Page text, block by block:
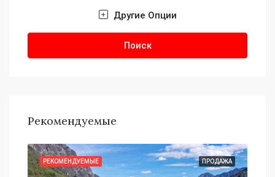
Другие Опции
Поиск
Рекомендуемые
ПРОДАЖА
РЕКОМЕНДУЕМЫЕ